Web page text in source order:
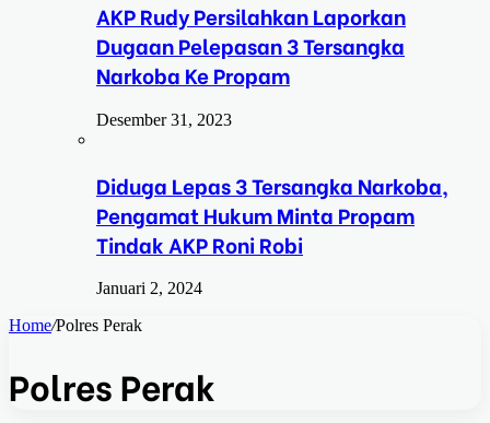
AKP Rudy Persilahkan Laporkan
Dugaan Pelepasan 3 Tersangka
Narkoba Ke Propam
Desember 31, 2023
Diduga Lepas 3 Tersangka Narkoba,
Pengamat Hukum Minta Propam
Tindak AKP Roni Robi
Januari 2, 2024
Home/Polres Perak
Polres Perak